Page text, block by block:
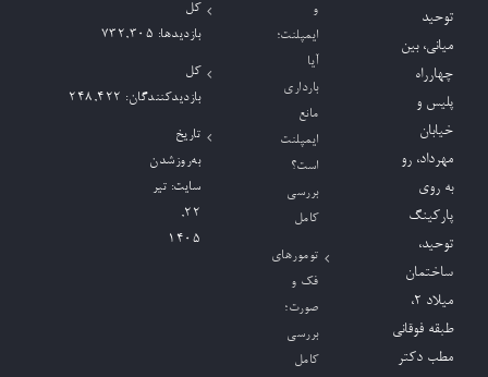
توحید
میانی، بین
چهارراه
پلیس و
خیابان
مهرداد، رو
به روی
پارکینگ
توحید،
ساختمان
میلاد ٢،
طبقه فوقانی
مطب دکتر
و
ایمپلنت؛
آیا
بارداری
مانع
ایمپلنت
است؟
بررسی
کامل
تومورهای
فک و
صورت؛
بررسی
کامل
کل
بازدیدها: 732,305
کل
بازدیدکنند‌گان: 248,422
تاریخ
به‌روزشدن
سایت: تیر
۲۲,
۱۴۰۵